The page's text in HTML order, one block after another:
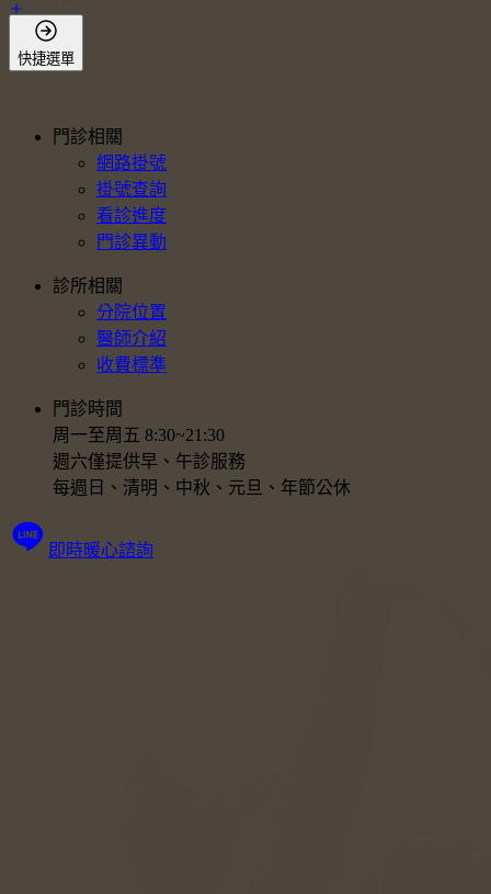
會員登入
快捷選單
門診相關
網路掛號
掛號查詢
看診進度
門診異動
診所相關
分院位置
醫師介紹
收費標準
門診時間
周一至周五 8:30~21:30
週六僅提供早、午診服務
每週日、清明、中秋、元旦、年節公休
即時暖心諮詢